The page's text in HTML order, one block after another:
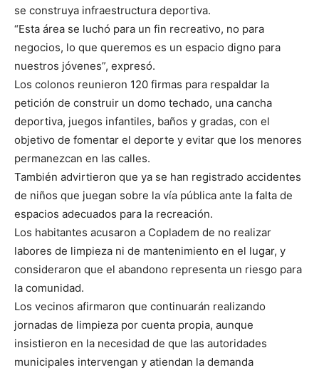
se construya infraestructura deportiva.
“Esta área se luchó para un fin recreativo, no para
negocios, lo que queremos es un espacio digno para
nuestros jóvenes”, expresó.
Los colonos reunieron 120 firmas para respaldar la
petición de construir un domo techado, una cancha
deportiva, juegos infantiles, baños y gradas, con el
objetivo de fomentar el deporte y evitar que los menores
permanezcan en las calles.
También advirtieron que ya se han registrado accidentes
de niños que juegan sobre la vía pública ante la falta de
espacios adecuados para la recreación.
Los habitantes acusaron a Copladem de no realizar
labores de limpieza ni de mantenimiento en el lugar, y
consideraron que el abandono representa un riesgo para
la comunidad.
Los vecinos afirmaron que continuarán realizando
jornadas de limpieza por cuenta propia, aunque
insistieron en la necesidad de que las autoridades
municipales intervengan y atiendan la demanda